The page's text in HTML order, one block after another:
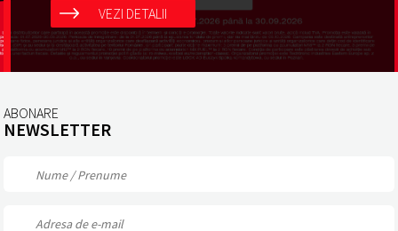
VEZI DETALII
ABONARE
NEWSLETTER